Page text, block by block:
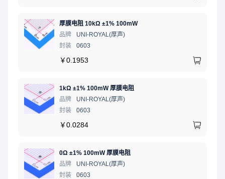
厚膜电阻 10kΩ ±1% 100mW
品牌
UNI-ROYAL(厚声)
封装
0603
￥0.1953
1kΩ ±1% 100mW 厚膜电阻
品牌
UNI-ROYAL(厚声)
封装
0603
￥0.0284
0Ω ±1% 100mW 厚膜电阻
品牌
UNI-ROYAL(厚声)
封装
0603